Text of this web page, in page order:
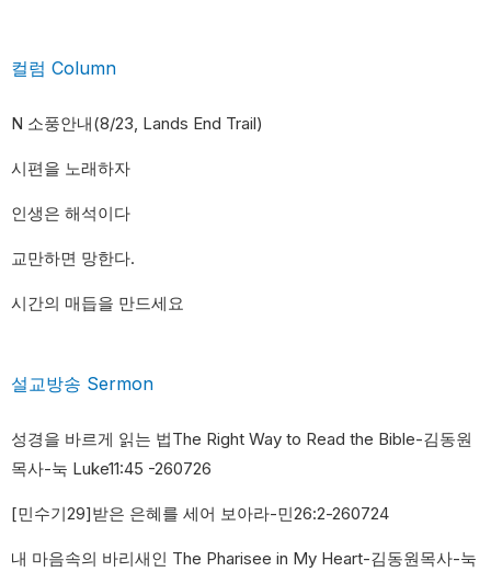
컬럼 Column
N 소풍안내(8/23, Lands End Trail)
시편을 노래하자
인생은 해석이다
교만하면 망한다.
시간의 매듭을 만드세요
설교방송 Sermon​
성경을 바르게 읽는 법The Right Way to Read the Bible-김동원
목사-눅 Luke11:45 -260726
[민수기29]받은 은혜를 세어 보아라-민26:2-260724
내 마음속의 바리새인 The Pharisee in My Heart-김동원목사-눅